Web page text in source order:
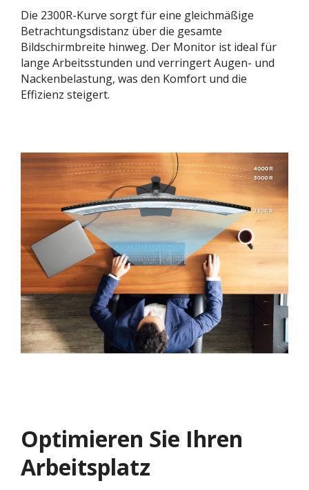
Die 2300R-Kurve sorgt für eine gleichmäßige
Betrachtungsdistanz über die gesamte
Bildschirmbreite hinweg. Der Monitor ist ideal für
lange Arbeitsstunden und verringert Augen- und
Nackenbelastung, was den Komfort und die
Effizienz steigert.
Optimieren Sie Ihren
Arbeitsplatz